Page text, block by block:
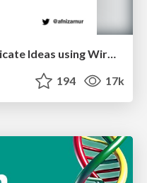
Easily Structure & Communicate Ideas using Wireframe
194 17k